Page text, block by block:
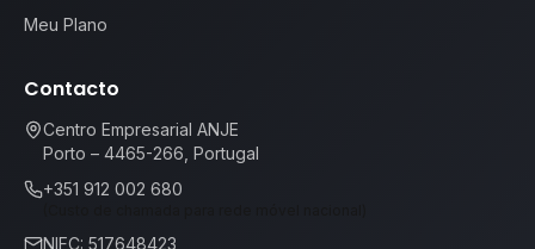
Meu Plano
Contacto
Centro Empresarial ANJE
Porto – 4465-266, Portugal
+351 912 002 680
NIFC: 517648423